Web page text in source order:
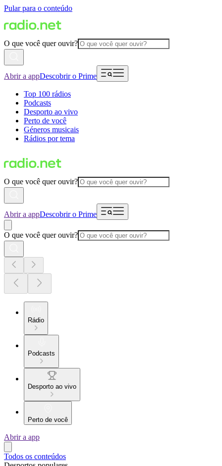
Pular para o conteúdo
O que você quer ouvir?
Abrir a appDescobrir o Prime
Top 100 rádios
Podcasts
Desporto ao vivo
Perto de você
Géneros musicais
Rádios por tema
O que você quer ouvir?
Abrir a appDescobrir o Prime
O que você quer ouvir?
Rádio
Podcasts
Desporto ao vivo
Perto de você
Abrir a app
Todos os conteúdos